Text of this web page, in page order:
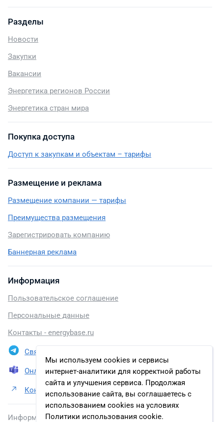
Мы используем cookies и сервисы
интернет-аналитики для корректной работы
сайта и улучшения сервиса. Продолжая
использование сайта, вы соглашаетесь с
использованием cookies на условиях
Политики использования cookie.
Разделы
Новости
Закупки
Вакансии
Энергетика регионов России
Энергетика стран мира
Покупка доступа
Доступ к закупкам и объектам – тарифы
Размещение и реклама
Размещение компании — тарифы
Преимущества размещения
Зарегистрировать компанию
Баннерная реклама
Информация
Пользовательское соглашение
Персональные данные
Контакты - energybase.ru
Связаться в Telegram
Онлайн презентация
Контакты ООО «ЛУКОЙЛ-Калининградморнефть»
Информация, размещенная на сайте, включена в базу